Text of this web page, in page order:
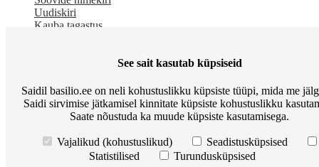
Uudiskiri
Kauba tagastus
pakub kaupu lemmikloomadele. Me hindame igat ostjat ja väga
loodame, et meie uued kliendid muutuvad püsiklientideks. Me
loodame pikaajalisele ja viljakale koostööle.
küsimused Meist Põhitingimused Preemiapunktid. Allahindlus kuni
Kuidas kasutada sooduskupongi? Järelmaks Tarneviis
See sait kasutab küpsiseid
Saidil basilio.ee on neli kohustuslikku küpsiste tüüpi, mida me
Saidi sirvimise jätkamisel kinnitate küpsiste kohustuslikku
Saate nõustuda ka muude küpsiste kasutamisega.
Vajalikud (kohustuslikud)
Seadistusküpsised
Statistilised
Turundusküpsised